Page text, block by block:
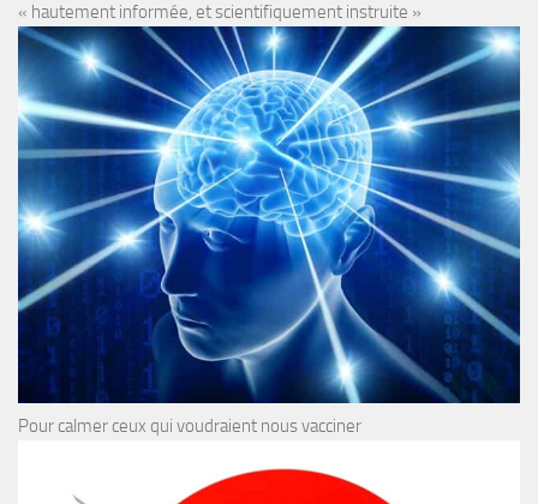
« hautement informée, et scientifiquement instruite »
Pour calmer ceux qui voudraient nous vacciner